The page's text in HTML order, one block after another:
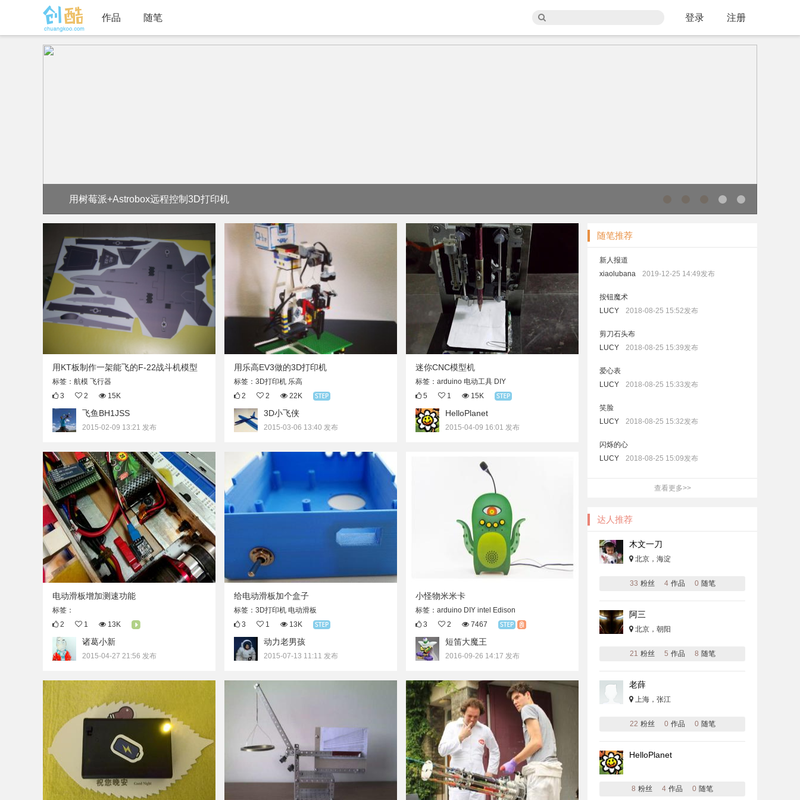
作品 随笔 登录 注册
用树莓派+Astrobox远程控制3D打印机
用KT板制作一架能飞的F-22战斗机模型
标签：航模 飞行器
3
2 15K
飞鱼BH1JSS
2015-02-09 13:21 发布
电动滑板增加测速功能
标签：
2
1 13K
诸葛小新
2015-04-27 21:56 发布
用乐高EV3做的3D打印机
标签：3D打印机 乐高
2
2 22K
3D小飞侠
2015-03-06 13:40 发布
给电动滑板加个盒子
标签：3D打印机 电动滑板
3
1 13K
动力老男孩
2015-07-13 11:11 发布
迷你CNC模型机
标签：arduino 电动工具 DIY
5
1 15K
HelloPlanet
2015-04-09 16:01 发布
小怪物米米卡
标签：arduino DIY intel Edison
3
2 7467
短笛大魔王
2016-09-26 14:17 发布
随笔推荐
新人报道
xiaolubana
2019-12-25 14:49发布
按钮魔术
LUCY
2018-08-25 15:52发布
剪刀石头布
LUCY
2018-08-25 15:39发布
爱心表
LUCY
2018-08-25 15:33发布
笑脸
LUCY
2018-08-25 15:32发布
闪烁的心
LUCY
2018-08-25 15:09发布
查看更多>>
达人推荐
木文一刀
北京，海淀
33 粉丝 4 作品 0 随笔
阿三
北京，朝阳
21 粉丝 5 作品 8 随笔
老薛
上海，张江
22 粉丝 0 作品 0 随笔
HelloPlanet
8 粉丝 4 作品 0 随笔